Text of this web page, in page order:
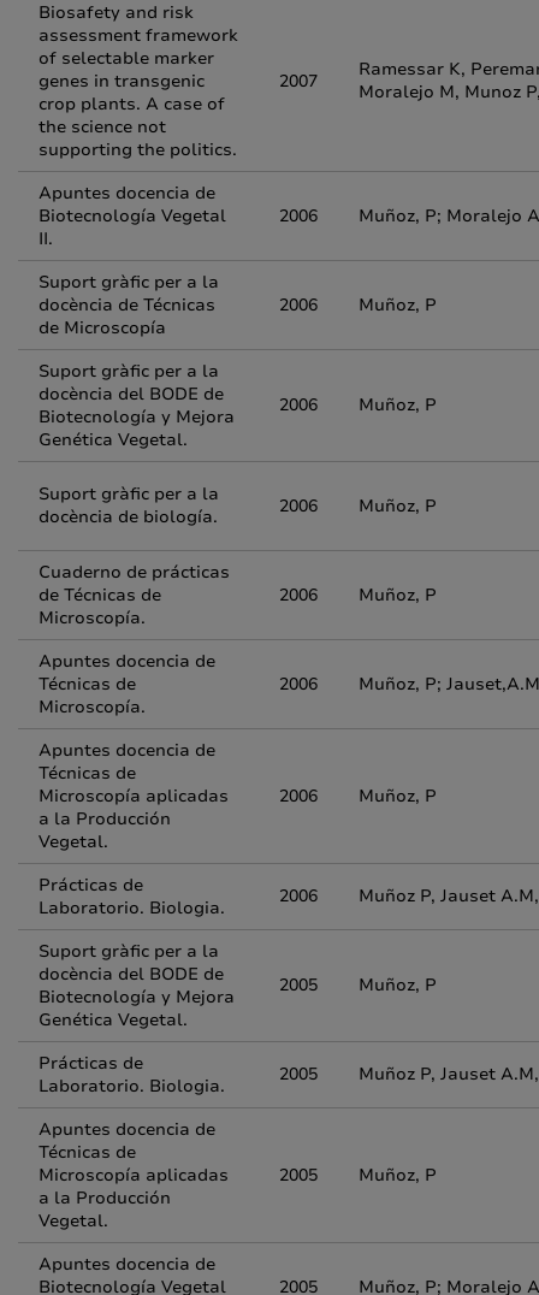
Biosafety and risk
assessment framework
of selectable marker
genes in transgenic
crop plants. A case of
the science not
supporting the politics.
2007
Ramessar K,
Moralejo M, Munoz
Apuntes docencia de
Biotecnología Vegetal
II.
2006 Muñoz, P; Moralejo
Suport gràfic per a la
docència de Técnicas
de Microscopía
2006 Muñoz, P
Suport gràfic per a la
docència del BODE de
Biotecnología y Mejora
Genética Vegetal.
2006 Muñoz, P
Suport gràfic per a la
docència de biología.
2006 Muñoz, P
Cuaderno de prácticas
de Técnicas de
Microscopía.
2006 Muñoz, P
Apuntes docencia de
Técnicas de
Microscopía.
2006 Muñoz, P;
Apuntes docencia de
Técnicas de
Microscopía aplicadas
a la Producción
Vegetal.
2006 Muñoz, P
Prácticas de
Laboratorio. Biologia.
2006 Muñoz P, Jauset
Suport gràfic per a la
docència del BODE de
Biotecnología y Mejora
Genética Vegetal.
2005 Muñoz, P
Prácticas de
Laboratorio. Biologia.
2005 Muñoz P, Jauset
Apuntes docencia de
Técnicas de
Microscopía aplicadas
a la Producción
Vegetal.
2005 Muñoz, P
Apuntes docencia de
Biotecnología Vegetal
2005 Muñoz, P; Moralejo